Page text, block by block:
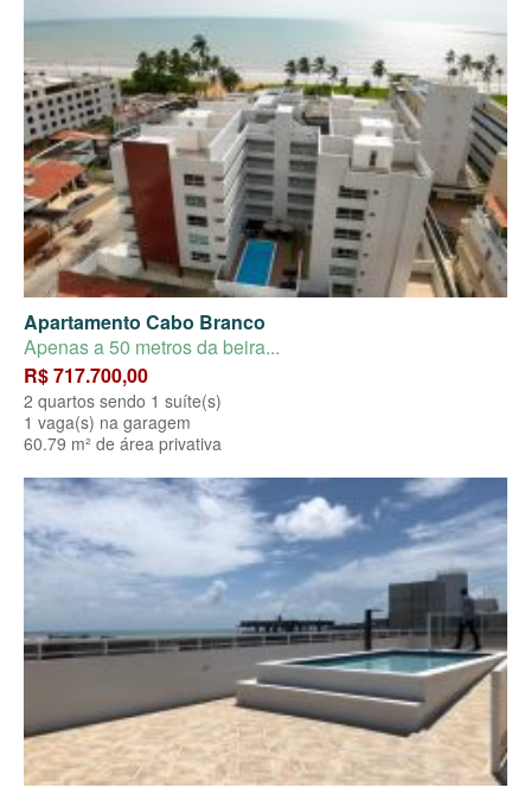
Apartamento Cabo Branco
Apenas a 50 metros da beira...
R$ 717.700,00
2 quartos sendo 1 suíte(s)
1 vaga(s) na garagem
60.79 m² de área privativa